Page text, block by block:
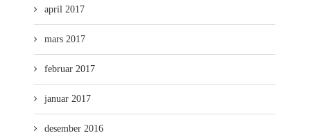
april 2017
mars 2017
februar 2017
januar 2017
desember 2016